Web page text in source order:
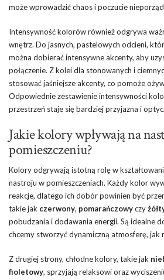
może wprowadzić chaos i poczucie
Intensywność kolorów również odgrywa
wnętrz. Do jasnych, pastelowych odcieni,
można dobierać intensywne akcenty, aby
połączenie. Z kolei dla stonowanych i
stosować jaśniejsze akcenty, co pomoże
Odpowiednie zestawienie intensywności
przestrzeń staje się bardziej przyjazna i
Jakie kolory wpływają na
pomieszczeniu?
Kolory odgrywają istotną rolę w
nastroju w pomieszczeniach. Każdy kolor
reakcje, dlatego ich dobór powinien być
takie jak czerwony, pomarańczowyczy
pobudzania i dodawania energii. Są idealne
chcemy stworzyć dynamiczną atmosferę, jak
Z drugiej strony, chłodne kolory, takie jak
fioletowy, sprzyjają relaksowi oraz